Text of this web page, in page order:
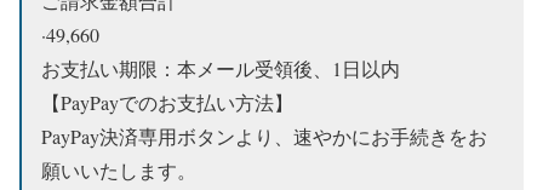
·49,660
お支払い期限：本メール受領後、1日以内
【PayPayでのお支払い方法】
PayPay決済専用ボタンより、速やかにお手続きをお
願いいたします。